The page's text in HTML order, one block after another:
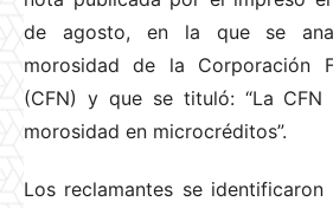
de agosto, en la que se
morosidad de la Corporación
(CFN) y que se tituló: “La
morosidad en microcréditos”.
Los reclamantes se